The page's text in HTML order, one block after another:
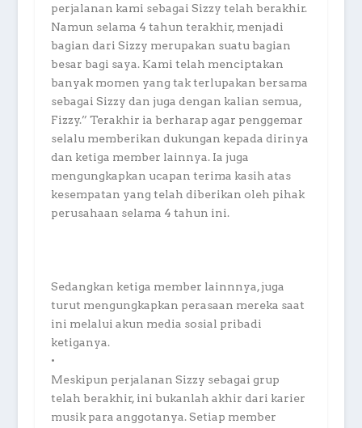
perjalanan kami sebagai Sizzy telah berakhir.
Namun selama 4 tahun terakhir, menjadi
bagian dari Sizzy merupakan suatu bagian
besar bagi saya. Kami telah menciptakan
banyak momen yang tak terlupakan bersama
sebagai Sizzy dan juga dengan kalian semua,
Fizzy.” Terakhir ia berharap agar penggemar
selalu memberikan dukungan kepada dirinya
dan ketiga member lainnya. Ia juga
mengungkapkan ucapan terima kasih atas
kesempatan yang telah diberikan oleh pihak
perusahaan selama 4 tahun ini.
Sedangkan ketiga member lainnnya, juga
turut mengungkapkan perasaan mereka saat
ini melalui akun media sosial pribadi
ketiganya.
•
Meskipun perjalanan Sizzy sebagai grup
telah berakhir, ini bukanlah akhir dari karier
musik para anggotanya. Setiap member